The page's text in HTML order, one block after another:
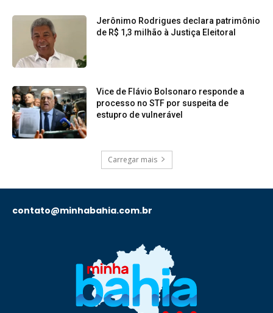
Jerônimo Rodrigues declara patrimônio
de R$ 1,3 milhão à Justiça Eleitoral
Vice de Flávio Bolsonaro responde a
processo no STF por suspeita de
estupro de vulnerável
Carregar mais
contato@minhabahia.com.br